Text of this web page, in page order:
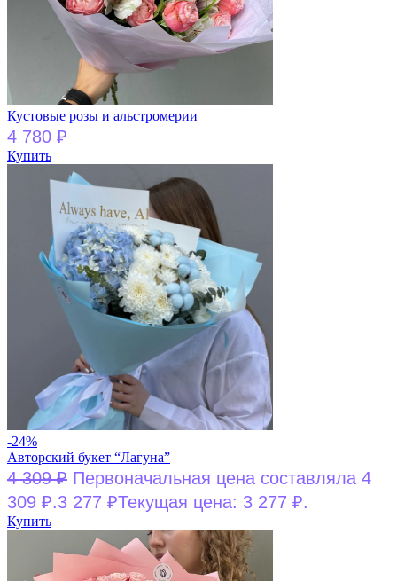
Кустовые розы и альстромерии
4 780 ₽
Купить
-24%
Авторский букет “Лагуна”
4 309₽ Первоначальная цена составляла 4
309 ₽.3 277 ₽Текущая цена: 3 277 ₽.
Купить